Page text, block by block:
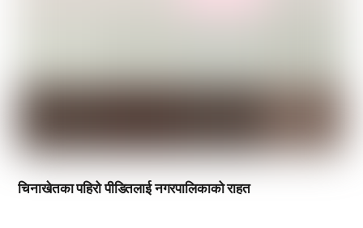
चिनाखेतका पहिरो पीडितलाई नगरपालिकाको राहत